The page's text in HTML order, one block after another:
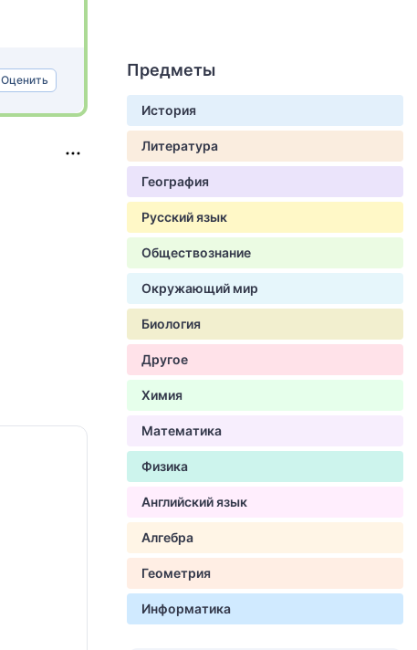
Оценить
Предметы
История
Литература
География
Русский язык
Обществознание
Окружающий мир
Биология
Другое
Химия
Математика
Физика
Английский язык
Алгебра
Геометрия
Информатика